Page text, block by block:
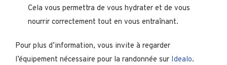
Cela vous permettra de vous hydrater et de vous
nourrir correctement tout en vous entraînant.
Pour plus d’information, vous invite à regarder
l’équipement nécessaire pour la randonnée sur Idealo.